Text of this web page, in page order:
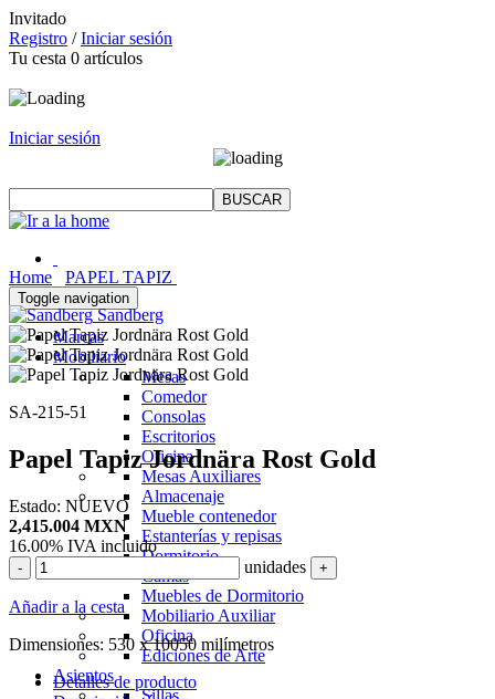
Invitado
Registro /Iniciar sesión
Tu cesta 0 artículos
Iniciar sesión
Toggle navigation
Marcas
Mobiliario
Mesas
Comedor
Consolas
Escritorios
Oficina
Mesas Auxiliares
Almacenaje
Mueble contenedor
Estanterías y repisas
Dormitorio
Camas
Muebles de Dormitorio
Mobiliario Auxiliar
Oficina
Ediciones de Arte
Asientos
Sillas
Home
PAPEL TAPIZ
Sandberg
SA-215-51
Papel Tapiz Jordnära Rost Gold
Estado: NUEVO
2,415.004 MXN
16.00% IVA incluido
- unidades +
Añadir a la cesta
Dimensiones: 530 x 10050 milímetros
Detalles de producto